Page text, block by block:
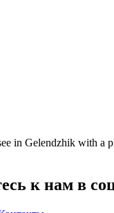
in Gelendzhik with a
к нам в